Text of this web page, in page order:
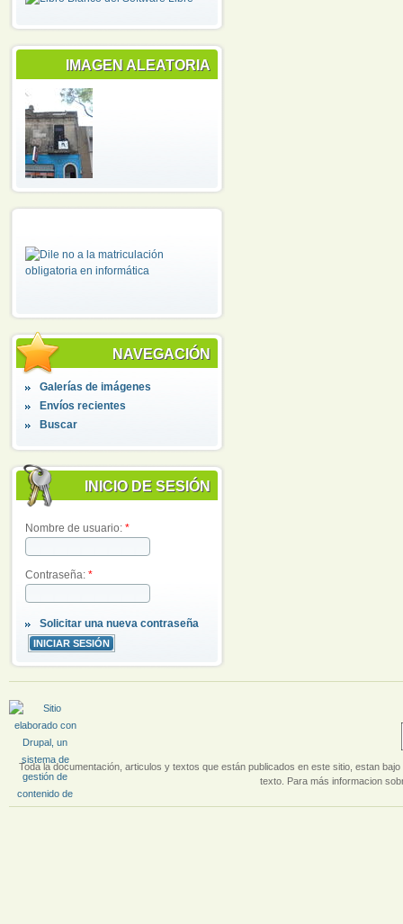
IMAGEN ALEATORIA
NAVEGACIÓN
Galerías de imágenes
Envíos recientes
Buscar
INICIO DE SESIÓN
Nombre de usuario: *
Contraseña: *
Solicitar una nueva contraseña
Toda la documentación, articulos y textos que están publicados en este sitio, estan
texto. Para más informacion